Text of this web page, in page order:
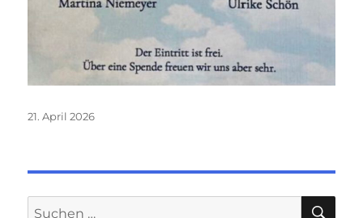
21. April 2026